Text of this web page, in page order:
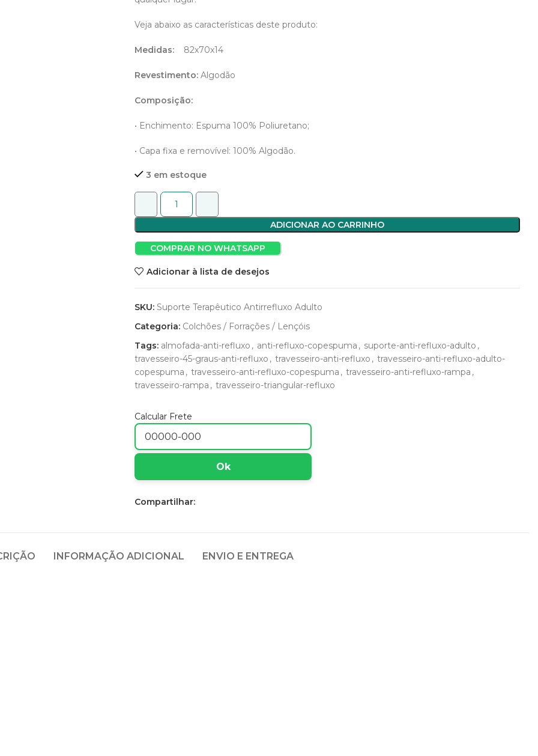
Veja abaixo as características deste produto:
Medidas: 82x70x14
Revestimento: Algodão
Composição:
• Enchimento: Espuma 100% Poliuretano;
• Capa fixa e removível: 100% Algodão.
3 em estoque
ADICIONAR AO CARRINHO
COMPRAR NO WHATSAPP
Adicionar à lista de desejos
SKU: Suporte Terapêutico Antirrefluxo Adulto
Categoria: Colchões / Forrações / Lençóis
Tags: almofada-anti-refluxo , anti-refluxo-copespuma , suporte-anti-refluxo-adulto ,
travesseiro-45-graus-anti-refluxo , travesseiro-anti-refluxo , travesseiro-anti-refluxo-adulto-
copespuma , travesseiro-anti-refluxo-copespuma , travesseiro-anti-refluxo-rampa ,
travesseiro-rampa , travesseiro-triangular-refluxo
Calcular Frete
Ok
Compartilhar:
INFORMAÇÃO ADICIONAL ENVIO E ENTREGA